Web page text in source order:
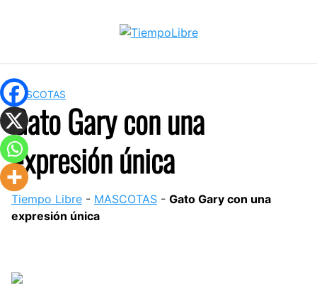
MASCOTAS
Gato Gary con una
expresión única
Tiempo Libre - MASCOTAS - Gato Gary con una
expresión única